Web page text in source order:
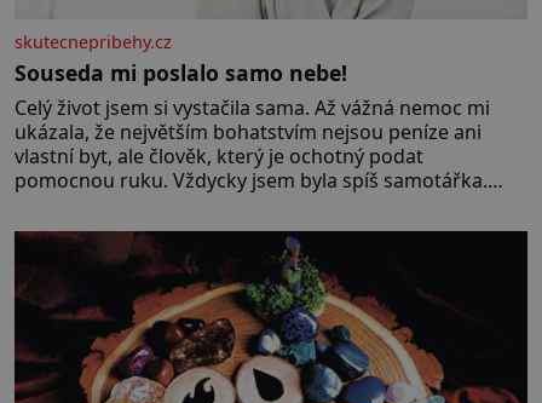
skutecnepribehy.cz
Souseda mi poslalo samo nebe!
Celý život jsem si vystačila sama. Až vážná nemoc mi
ukázala, že největším bohatstvím nejsou peníze ani
vlastní byt, ale člověk, který je ochotný podat
pomocnou ruku. Vždycky jsem byla spíš samotářka.
partnera. Stačily mi knihy, práce a hlavně klid. Hned po
studiích jsem odešla z rodného města,